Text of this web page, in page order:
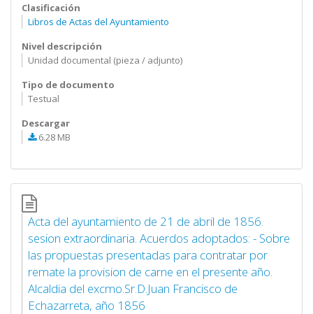
Clasificación
Libros de Actas del Ayuntamiento
Nivel descripción
Unidad documental (pieza / adjunto)
Tipo de documento
Testual
Descargar
6.28 MB
Acta del ayuntamiento de 21 de abril de 1856.
sesion extraordinaria. Acuerdos adoptados: - Sobre
las propuestas presentadas para contratar por
remate la provision de carne en el presente año.
Alcaldia del excmo.Sr.D.Juan Francisco de
Echazarreta, año 1856